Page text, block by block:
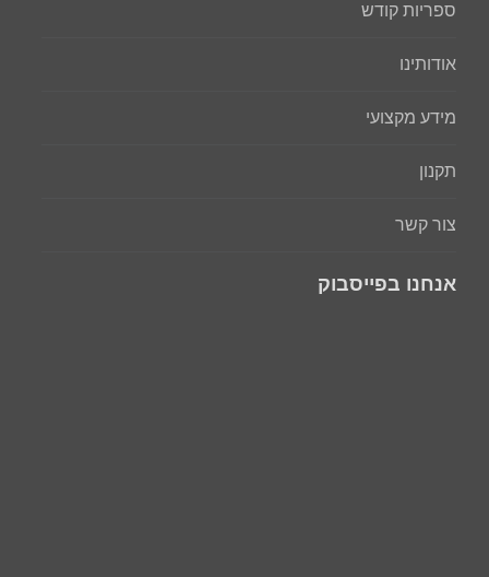
ספריות קודש
אודותינו
מידע מקצועי
תקנון
צור קשר
אנחנו בפייסבוק